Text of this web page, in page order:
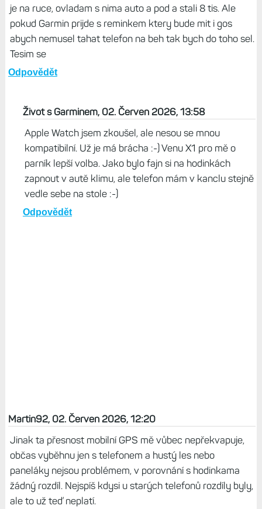
je na ruce, ovladam s nima auto a pod a stali 8 tis. Ale
pokud Garmin prijde s reminkem ktery bude mit i gos
abych nemusel tahat telefon na beh tak bych do toho sel.
Tesim se
Odpovědět
Život s Garminem, 02. Červen 2026, 13:58
Apple Watch jsem zkoušel, ale nesou se mnou
kompatibilní. Už je má brácha :-) Venu X1 pro mě o
parník lepší volba. Jako bylo fajn si na hodinkách
zapnout v autě klimu, ale telefon mám v kanclu stejně
vedle sebe na stole :-)
Odpovědět
Martin92, 02. Červen 2026, 12:20
Jinak ta přesnost mobilní GPS mě vůbec nepřekvapuje,
občas vyběhnu jen s telefonem a hustý les nebo
paneláky nejsou problémem, v porovnání s hodinkama
žádný rozdíl. Nejspíš kdysi u starých telefonů rozdíly byly,
ale to už teď neplatí.